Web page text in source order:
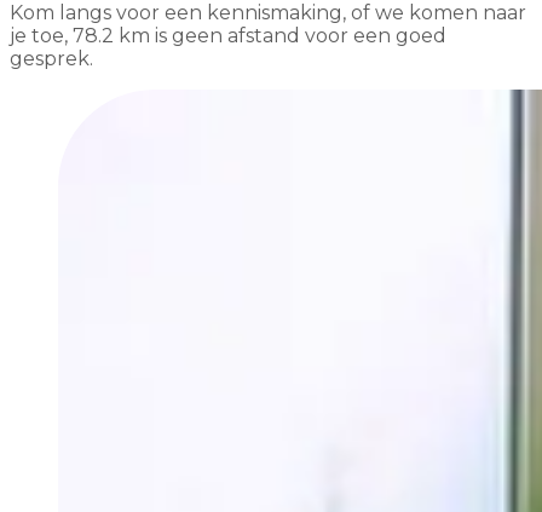
Kom langs voor een kennismaking, of we komen naar
je toe, 78.2 km is geen afstand voor een goed
gesprek.